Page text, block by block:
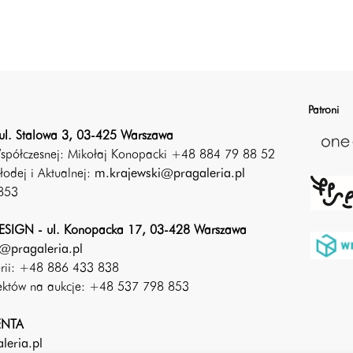
Stalowa 3, 03-425 Warszawa
Mikołaj Konopacki +48 884 79 88 52
i Aktualnej: m.krajewski@pragaleria.pl
- ul. Konopacka 17, 03-428 Warszawa
+48 886 433 838
na aukcje: +48 537 798 853
Patroni